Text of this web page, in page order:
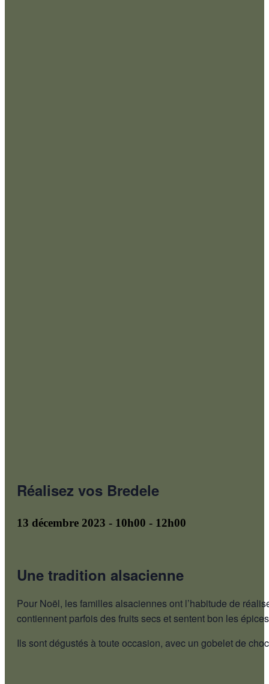
Réalisez vos Bredele
13 décembre 2023 - 10h00 - 12h00
Une tradition alsacienne
Pour Noël, les familles alsaciennes ont l’habitude de
contiennent parfois des fruits secs et sentent bon les
Ils sont dégustés à toute occasion, avec un gobelet de